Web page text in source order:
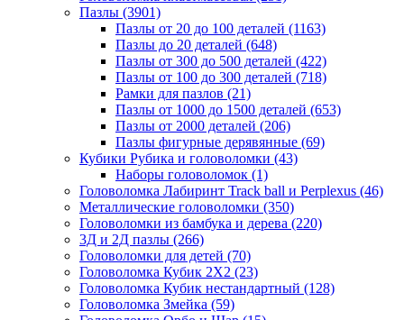
Пазлы (3901)
Пазлы от 20 до 100 деталей (1163)
Пазлы до 20 деталей (648)
Пазлы от 300 до 500 деталей (422)
Пазлы от 100 до 300 деталей (718)
Рамки для пазлов (21)
Пазлы от 1000 до 1500 деталей (653)
Пазлы от 2000 деталей (206)
Пазлы фигурные дерявянные (69)
Кубики Рубика и головоломки (43)
Наборы головоломок (1)
Головоломка Лабиринт Track ball и Perplexus (46)
Металлические головоломки (350)
Головоломки из бамбука и дерева (220)
3Д и 2Д пазлы (266)
Головоломки для детей (70)
Головоломка Кубик 2Х2 (23)
Головоломка Кубик нестандартный (128)
Головоломка Змейка (59)